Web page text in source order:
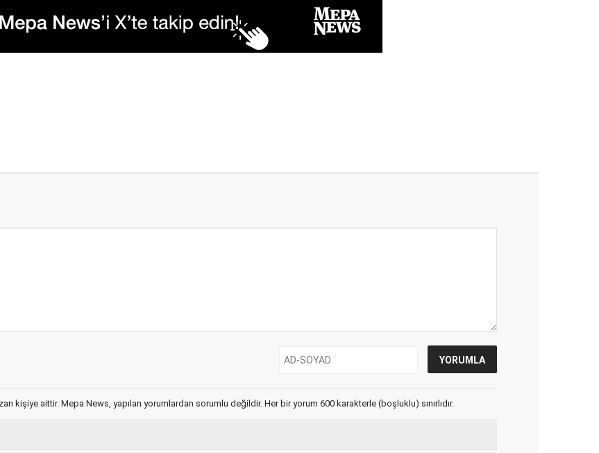
kişiye aittir. Mepa News, yapılan yorumlardan sorumlu değildir. Her bir yorum 600 karakterle (boşluklu) sınırlıdır.